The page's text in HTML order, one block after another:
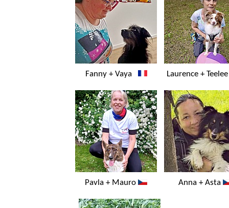
Fanny + Vaya Laurence +
Pavla + Mauro Anna + Asta